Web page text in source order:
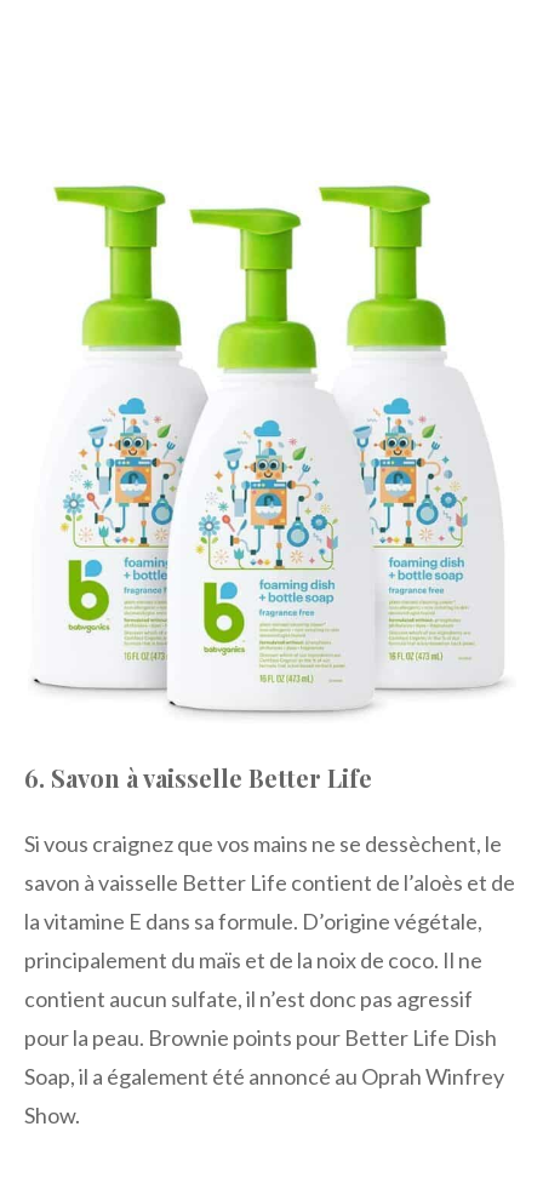
6. Savon à vaisselle Better Life
Si vous craignez que vos mains ne se dessèchent, le
savon à vaisselle Better Life contient de l’aloès et de
la vitamine E dans sa formule. D’origine végétale,
principalement du maïs et de la noix de coco. Il ne
contient aucun sulfate, il n’est donc pas agressif
pour la peau. Brownie points pour Better Life Dish
Soap, il a également été annoncé au Oprah Winfrey
Show.